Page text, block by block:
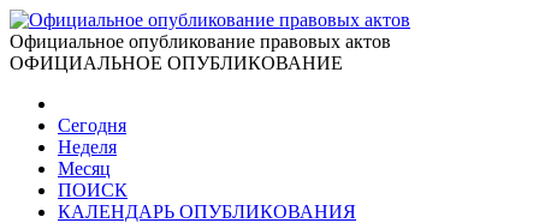
Официальное опубликование правовых актов
ОФИЦИАЛЬНОЕ ОПУБЛИКОВАНИЕ
Сегодня
Неделя
Месяц
ПОИСК
КАЛЕНДАРЬ ОПУБЛИКОВАНИЯ